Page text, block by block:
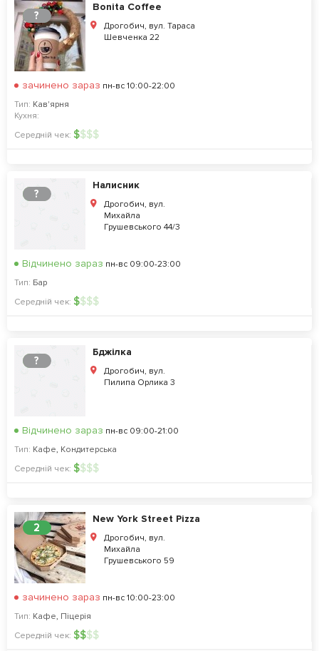
?
Bonita Coffee
Дрогобич, вул. Тараса
Шевченка 22
зачинено зараз пн-вс 10:00-22:00
Тип: Кав'ярня
Кухня:
Середній чек: $$$$
?
Налисник
Дрогобич, вул.
Михайла
Грушевського 44/3
Відчинено зараз пн-вс 09:00-23:00
Тип: Бар
Середній чек: $$$$
?
Бджілка
Дрогобич, вул.
Пилипа Орлика 3
Відчинено зараз пн-вс 09:00-21:00
Тип: Кафе, Кондитерська
Середній чек: $$$$
2
New York Street Pizza
Дрогобич, вул.
Михайла
Грушевського 59
зачинено зараз пн-вс 10:00-23:00
Тип: Кафе, Піцерія
Середній чек: $$$$